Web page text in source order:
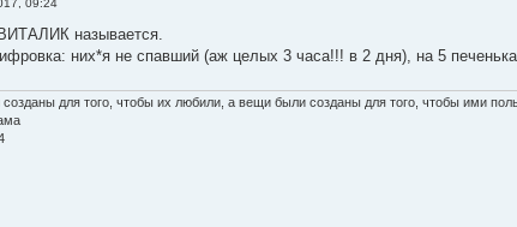
называется.
них*я не спавший (аж целых 3 часа!!! в 2 дня), на 5
для того, чтобы их любили, а вещи были созданы для того, чтобы ими